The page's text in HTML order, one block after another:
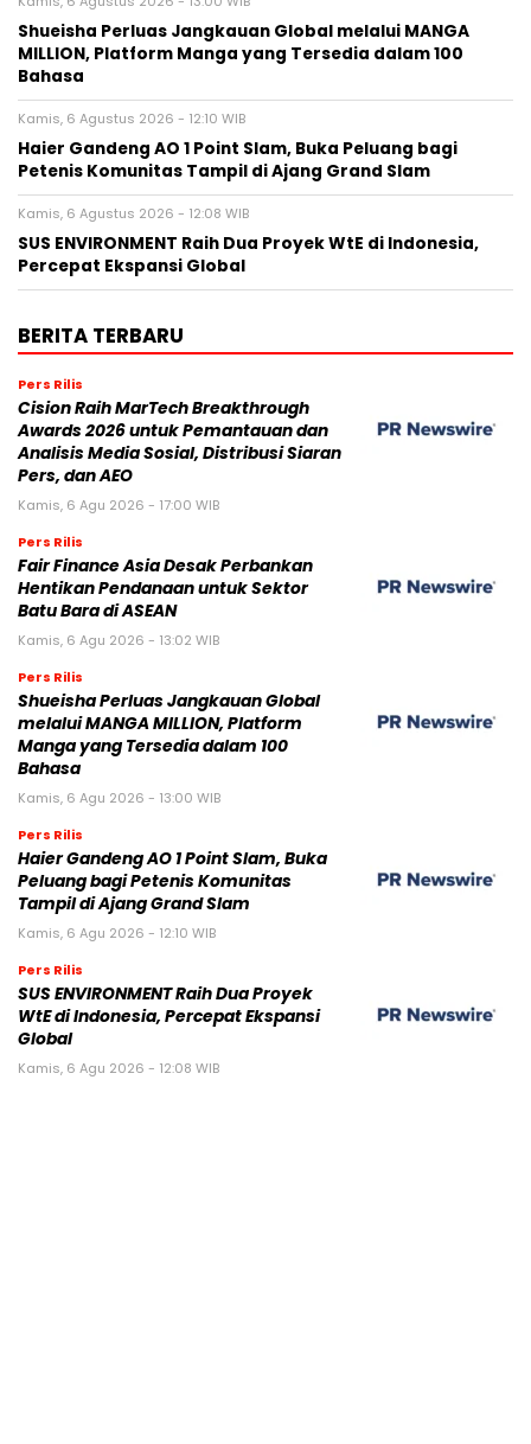
Shueisha Perluas Jangkauan Global melalui MANGA
MILLION, Platform Manga yang Tersedia dalam 100
Bahasa
Kamis, 6 Agustus 2026 - 12:10 WIB
Haier Gandeng AO 1 Point Slam, Buka Peluang bagi
Petenis Komunitas Tampil di Ajang Grand Slam
Kamis, 6 Agustus 2026 - 12:08 WIB
SUS ENVIRONMENT Raih Dua Proyek WtE di Indonesia,
Percepat Ekspansi Global
BERITA TERBARU
Pers Rilis
Cision Raih MarTech Breakthrough
Awards 2026 untuk Pemantauan dan
Analisis Media Sosial, Distribusi Siaran
Pers, dan AEO
Kamis, 6 Agu 2026 - 17:00 WIB
Pers Rilis
Fair Finance Asia Desak Perbankan
Hentikan Pendanaan untuk Sektor
Batu Bara di ASEAN
Kamis, 6 Agu 2026 - 13:02 WIB
Pers Rilis
Shueisha Perluas Jangkauan Global
melalui MANGA MILLION, Platform
Manga yang Tersedia dalam 100
Bahasa
Kamis, 6 Agu 2026 - 13:00 WIB
Pers Rilis
Haier Gandeng AO 1 Point Slam, Buka
Peluang bagi Petenis Komunitas
Tampil di Ajang Grand Slam
Kamis, 6 Agu 2026 - 12:10 WIB
Pers Rilis
SUS ENVIRONMENT Raih Dua Proyek
WtE di Indonesia, Percepat Ekspansi
Global
Kamis, 6 Agu 2026 - 12:08 WIB